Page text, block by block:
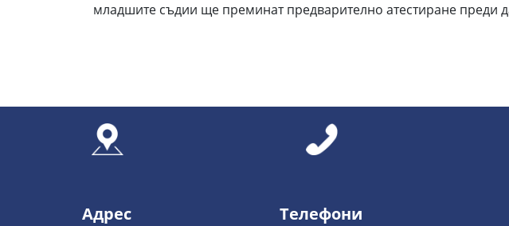
младшите съдии ще преминат предварително атестиране преди
Адрес Телефони